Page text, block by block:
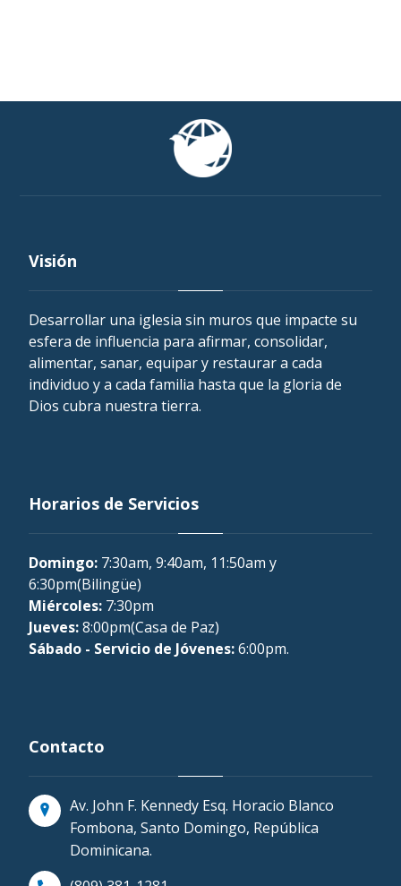
Visión
Desarrollar una iglesia sin muros que impacte su
esfera de influencia para afirmar, consolidar,
alimentar, sanar, equipar y restaurar a cada
individuo y a cada familia hasta que la gloria de
Dios cubra nuestra tierra.
Horarios de Servicios
Domingo: 7:30am, 9:40am, 11:50am y
6:30pm(Bilingüe)
Miércoles: 7:30pm
Jueves:8:00pm(Casa de Paz)
Sábado - Servicio de Jóvenes:6:00pm.
Contacto
Av. John F. Kennedy Esq. Horacio Blanco
Fombona, Santo Domingo, República
Dominicana.